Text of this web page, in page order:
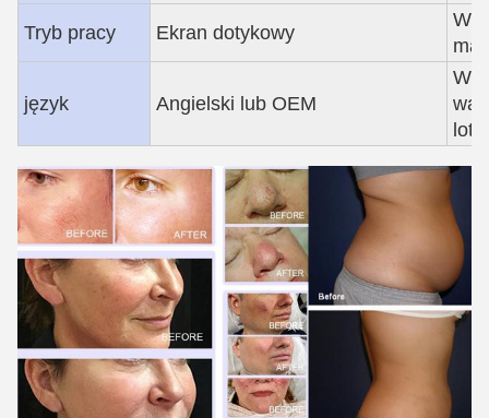
Tryb pracy Ekran dotykowy
język Angielski lub OEM